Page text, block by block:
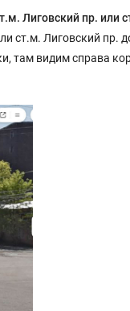
Лиговский пр. или
ст.м. Лиговский пр.
там видим справа